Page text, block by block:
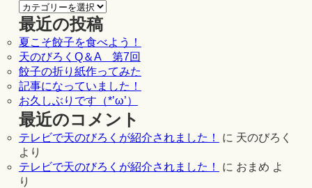
最近の投稿
夏こそ餃子を食べよう！
天のびろくQ＆A 第7回
餃子の折り紙作ってみた
記事になっていました！
お久しぶりです（*’ω’）
最近のコメント
テレビで天のびろくが紹介されました！ に 天のびろく
より
テレビで天のびろくが紹介されました！
に おまめ よ
り